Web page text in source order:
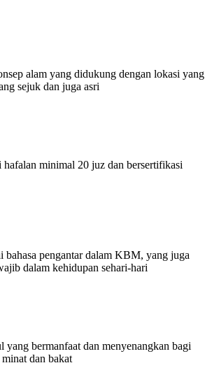
alam yang didukung dengan lokasi yang
sejuk dan juga asri
minimal 20 juz dan bersertifikasi
bahasa pengantar dalam KBM, yang juga
dalam kehidupan sehari-hari
yang bermanfaat dan menyenangkan bagi
dan bakat